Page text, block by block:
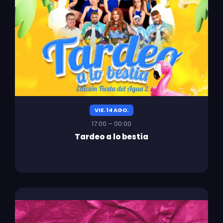
VIE. 14 AGO.
17:00 – 00:00
Tardeo a lo bestia